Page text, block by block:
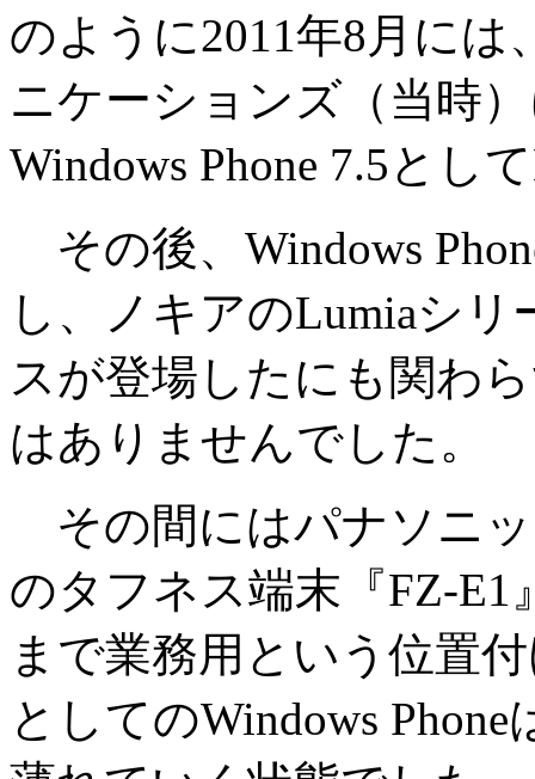
のように2011年8月に
ニケーションズ（当時
Windows Phone 7.5とし
その後、Windows
し、ノキアのLumiaシ
スが登場したにも関わ
はありませんでした。
その間にはパナソニッ
のタフネス端末『FZ-
まで業務用という位置
としてのWindows